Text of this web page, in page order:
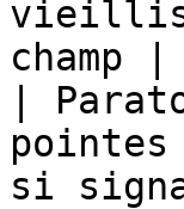
champ |
|
si